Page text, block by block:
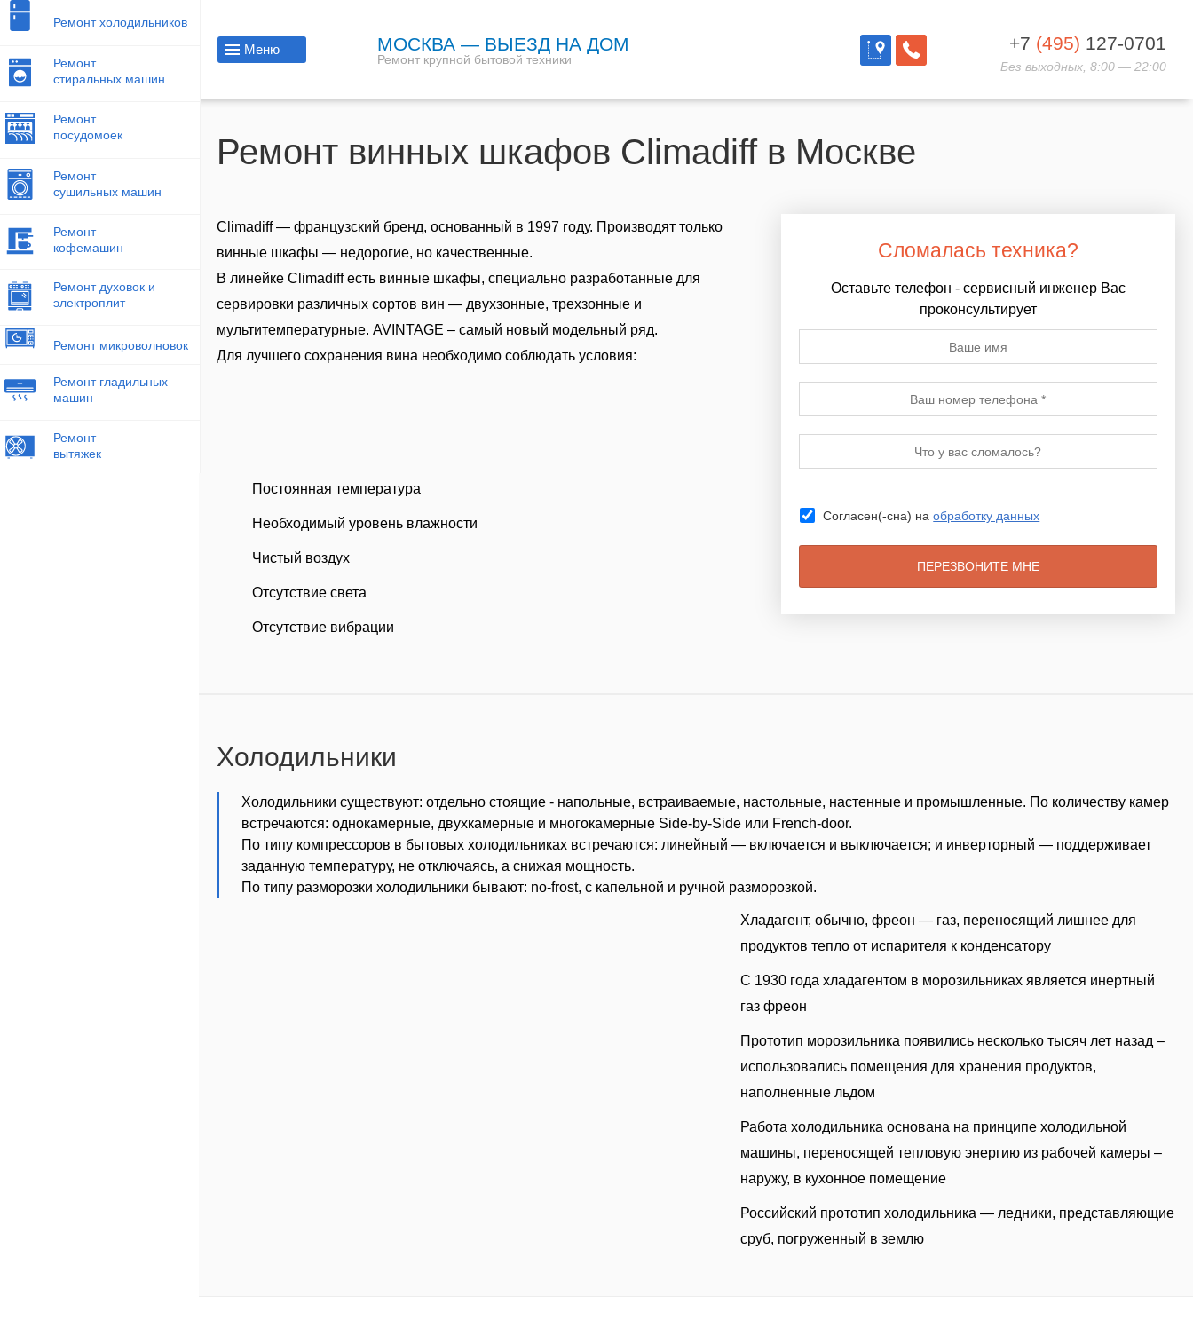
Ремонт холодильников
Ремонт
стиральных машин
Ремонт
посудомоек
Ремонт
сушильных машин
Ремонт
кофемашин
Ремонт духовок и
электроплит
Ремонт микроволновок
Ремонт гладильных
машин
Ремонт
вытяжек
Меню МОСКВА — ВЫЕЗД НА ДОМ
Ремонт крупной бытовой техники
+7 (495) 127-0701
Без выходных, 8:00 — 22:00
Ремонт винных шкафов Climadiff в Москве
Climadiff — французский бренд, основанный в 1997 году. Производят только
винные шкафы — недорогие, но качественные.
В линейке Climadiff есть винные шкафы, специально разработанные для
сервировки различных сортов вин — двухзонные, трехзонные и
мультитемпературные. AVINTAGE – самый новый модельный ряд.
Для лучшего сохранения вина необходимо соблюдать условия:
Постоянная температура
Необходимый уровень влажности
Чистый воздух
Отсутствие света
Отсутствие вибрации
Сломалась техника?
Оставьте телефон - сервисный инженер Вас
проконсультирует
Согласен(-сна) наобработку данных
Холодильники
Холодильники существуют: отдельно стоящие - напольные, встраиваемые, настольные, настенные и промышленные. По количеству камер
встречаются: однокамерные, двухкамерные и многокамерные Side-by-Side или French-door.
По типу компрессоров в бытовых холодильниках встречаются: линейный — включается и выключается; и инверторный — поддерживает
заданную температуру, не отключаясь, а снижая мощность.
По типу разморозки холодильники бывают: no-frost, с капельной и ручной разморозкой.
Хладагент, обычно, фреон — газ, переносящий лишнее для
продуктов тепло от испарителя к конденсатору
С 1930 года хладагентом в морозильниках является инертный
газ фреон
Прототип морозильника появились несколько тысяч лет назад –
использовались помещения для хранения продуктов,
наполненные льдом
Работа холодильника основана на принципе холодильной
машины, переносящей тепловую энергию из рабочей камеры –
наружу, в кухонное помещение
Российский прототип холодильника — ледники, представляющие
сруб, погруженный в землю